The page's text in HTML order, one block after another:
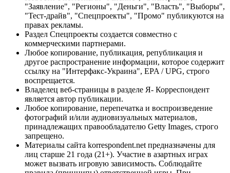
"Заявление", "Регионы", "Деньги", "Власть", "Выборы",
"Тест-драйв", "Спецпроекты", "Промо" публикуются на
правах рекламы.
Раздел Спецпроекты создается совместно с
коммерческими партнерами.
Любое копирование, публикация, републикация и
другое распространение информации, которое содержит
ссылку на "Интерфакс-Украина", EPA / UPG, строго
воспрещается.
Владелец веб-страницы в разделе Я- Корреспондент
является автор публикации.
Любое копирование, перепечатка и воспроизведение
фотографий и/или аудиовизуальных материалов,
принадлежащих правообладателю Getty Images, строго
запрещено.
Материалы сайта korrespondent.net предназначены для
лиц старше 21 года (21+). Участие в азартных играх
может вызвать игровую зависимость. Соблюдайте